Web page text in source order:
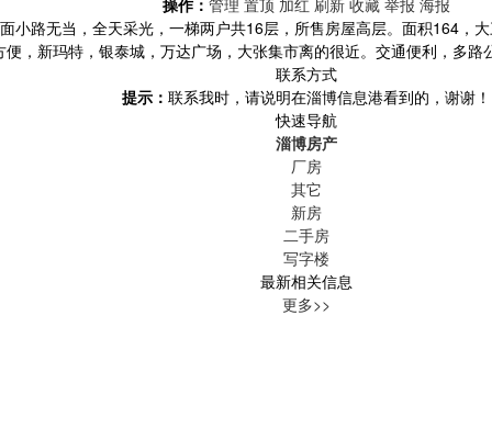
路无当，全天采光，一梯两户共16层，所售房屋高层。面积164，
便，新玛特，银泰城，万达广场，大张集市离的很近。交通便利，多路
联系方式
提示： 联系我时，请说明在淄博信息港看到的，谢谢！
快速导航
淄博房产
厂房
其它
新房
二手房
写字楼
最新相关信息
更多>>